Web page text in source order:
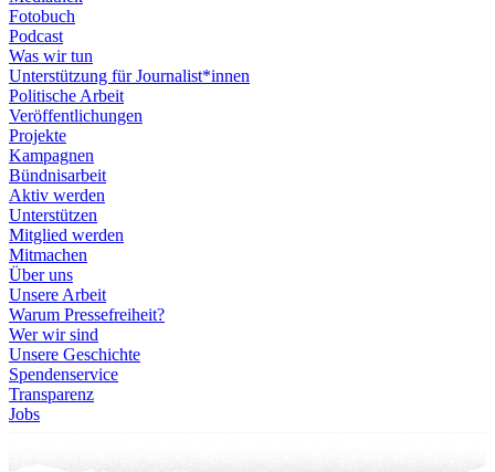
Fotobuch
Podcast
Was wir tun
Unterstützung für Journalist*innen
Politische Arbeit
Veröffentlichungen
Projekte
Kampagnen
Bündnisarbeit
Aktiv werden
Unterstützen
Mitglied werden
Mitmachen
Über uns
Unsere Arbeit
Warum Pressefreiheit?
Wer wir sind
Unsere Geschichte
Spendenservice
Transparenz
Jobs